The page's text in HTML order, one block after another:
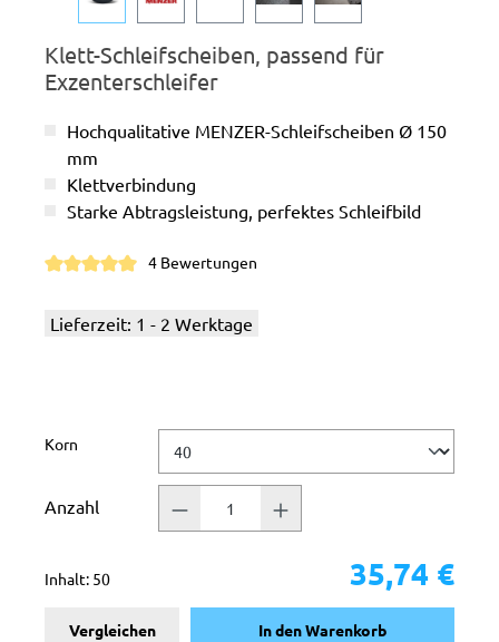
Klett-Schleifscheiben, passend für
Exzenterschleifer
Hochqualitative MENZER-Schleifscheiben Ø 150
mm
Klettverbindung
Starke Abtragsleistung, perfektes Schleifbild
4 Bewertungen
Lieferzeit: 1 - 2 Werktage
Korn
Anzahl
Inhalt: 50 35,74 €
Vergleichen In den Warenkorb